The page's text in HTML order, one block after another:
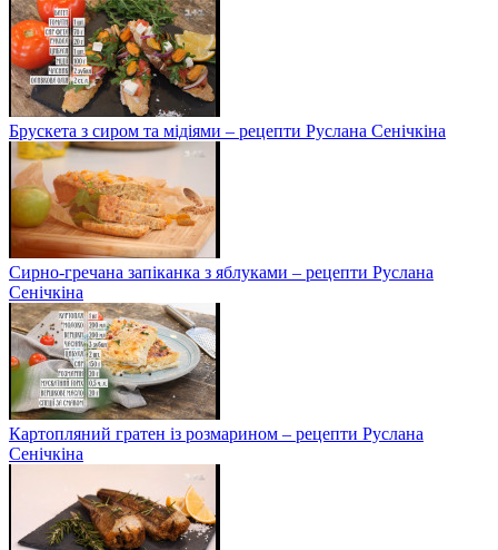
Брускета з сиром та мідіями – рецепти Руслана Сенічкіна
Сирно-гречана запіканка з яблуками – рецепти Руслана
Сенічкіна
Картопляний гратен із розмарином – рецепти Руслана
Сенічкіна